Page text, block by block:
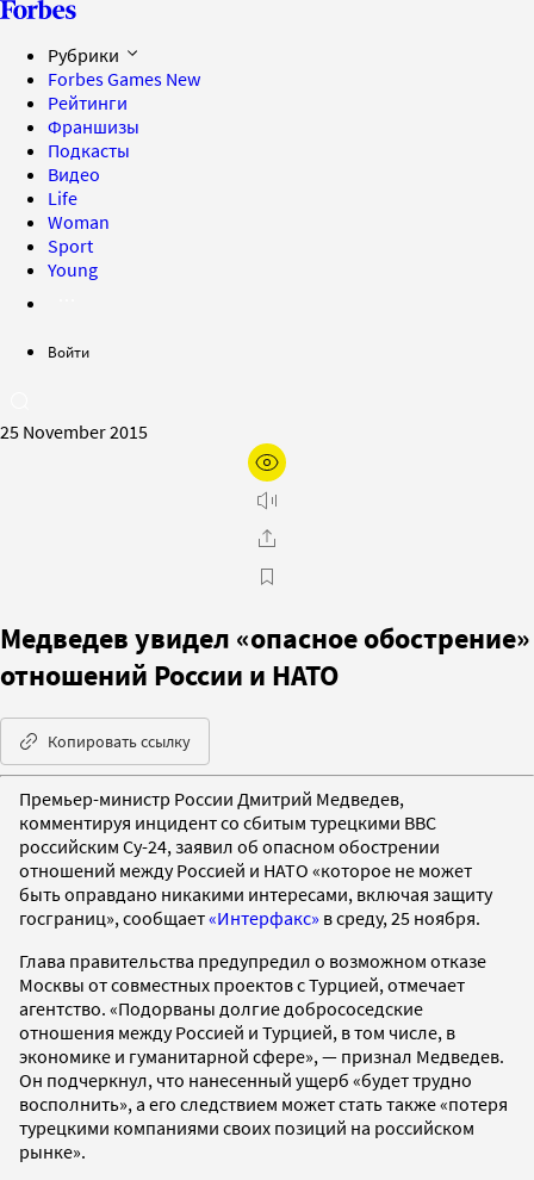
Рубрики
Forbes Games New
Рейтинги
Франшизы
Подкасты
Видео
Life
Woman
Sport
Young
Войти
25 November 2015
Медведев увидел «опасное обострение»
отношений России и НАТО
Копировать ссылку
Премьер-министр России Дмитрий Медведев,
комментируя инцидент со сбитым турецкими ВВС
российским Су-24, заявил об опасном обострении
отношений между Россией и НАТО «которое не может
быть оправдано никакими интересами, включая защиту
госграниц», сообщает«Интерфакс» в среду, 25 ноября.
Глава правительства предупредил о возможном отказе
Москвы от совместных проектов с Турцией, отмечает
агентство. «Подорваны долгие добрососедские
отношения между Россией и Турцией, в том числе, в
экономике и гуманитарной сфере», — признал Медведев.
Он подчеркнул, что нанесенный ущерб «будет трудно
восполнить», а его следствием может стать также «потеря
турецкими компаниями своих позиций на российском
рынке».